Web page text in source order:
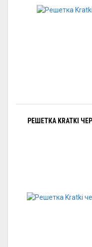
РЕШЕТКА KRATKI